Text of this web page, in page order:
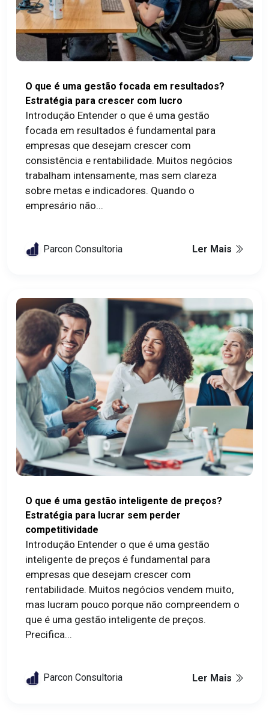
O que é uma gestão focada em resultados?
Estratégia para crescer com lucro
Introdução Entender o que é uma gestão
focada em resultados é fundamental para
empresas que desejam crescer com
consistência e rentabilidade. Muitos negócios
trabalham intensamente, mas sem clareza
sobre metas e indicadores. Quando o
empresário não...
Parcon Consultoria Ler Mais
O que é uma gestão inteligente de preços?
Estratégia para lucrar sem perder
competitividade
Introdução Entender o que é uma gestão
inteligente de preços é fundamental para
empresas que desejam crescer com
rentabilidade. Muitos negócios vendem muito,
mas lucram pouco porque não compreendem o
que é uma gestão inteligente de preços.
Precifica...
Parcon Consultoria Ler Mais